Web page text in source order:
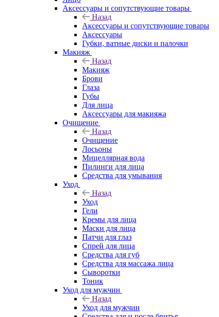
Аксессуары и сопутствующие товары
Назад
Аксессуары и сопутствующие товары
Аксессуары
Губки, ватные диски и палочки
Макияж
Назад
Макияж
Брови
Глаза
Губы
Для лица
Аксессуары для макияжа
Очищение
Назад
Очищение
Лосьоны
Мицеллярная вода
Пилинги для лица
Средства для умывания
Уход
Назад
Уход
Гели
Кремы для лица
Маски для лица
Патчи для глаз
Спрей для лица
Средства для губ
Средства для массажа лица
Сыворотки
Тоник
Уход для мужчин
Назад
Уход для мужчин